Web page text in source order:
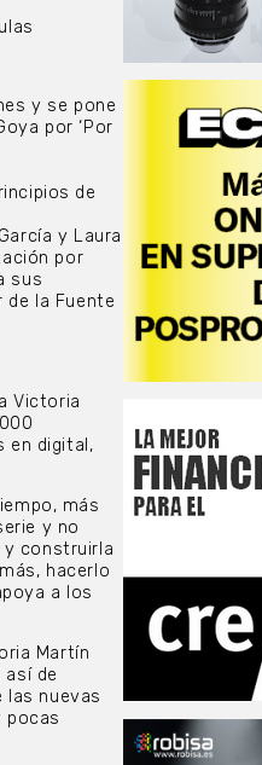
y se pone
por ‘Por
de
y Laura
por
sus
de la Fuente
Victoria
en digital,
más
y no
construirla
hacerlo
a los
Martín
de
las nuevas
pocas